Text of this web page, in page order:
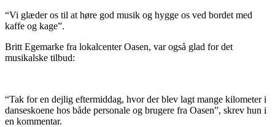
“Vi glæder os til at høre god musik og hygge os ved bordet med
kaffe og kage”.
Britt Egemarke fra lokalcenter Oasen, var også glad for det
musikalske tilbud:
“Tak for en dejlig eftermiddag, hvor der blev lagt mange kilometer i
danseskoene hos både personale og brugere fra Oasen”, skrev hun i
en kommentar.